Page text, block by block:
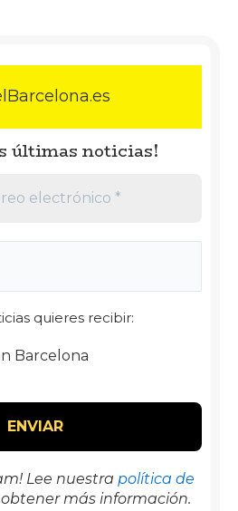
últimas noticias!
quieres recibir:
Barcelona
Lee nuestra política de
más información.